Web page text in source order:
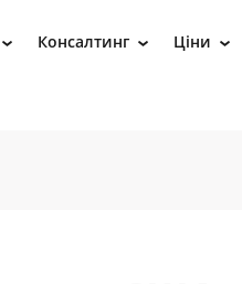
Консалтинг › Ціни ›